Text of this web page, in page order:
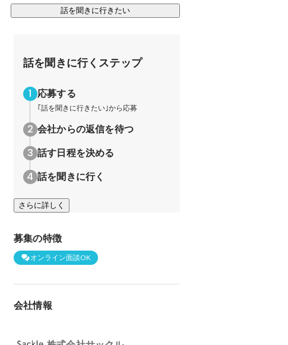
話を聞きに行きたい
話を聞きに行くステップ
応募する
｢話を聞きに行きたい｣から応募
会社からの返信を待つ
話す日程を決める
話を聞きに行く
さらに詳しく
募集の特徴
オンライン面談OK
会社情報